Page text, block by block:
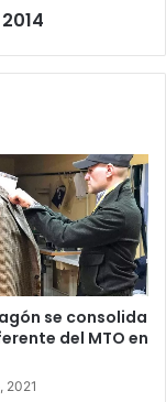
se consolida
del MTO en
2021